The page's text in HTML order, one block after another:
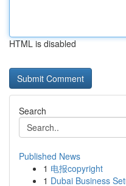
HTML is disabled
Search
Published News
1 电报copyright
1 Dubai Business